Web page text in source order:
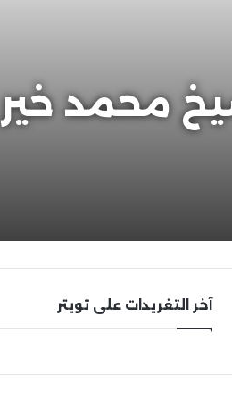
نور من الماضي (92) | الشيخ محمد خير
آخر التغريدات على تويتر